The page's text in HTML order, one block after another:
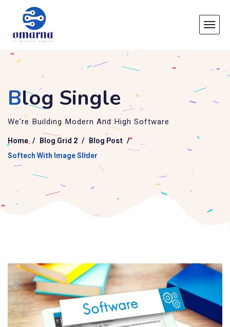
Blog Single
We're Building Modern And High Software
Home Blog Grid 2
Blog Post
Softech With Image Slider